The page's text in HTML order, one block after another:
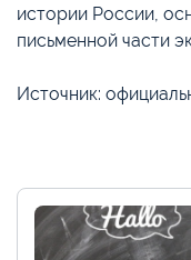
истории России,
письменной части
Источник: